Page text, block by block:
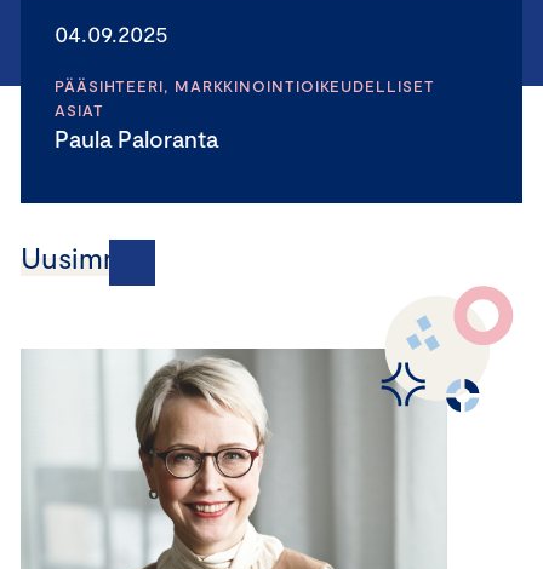
04.09.2025
PÄÄSIHTEERI, MARKKINOINTIOIKEUDELLISET
ASIAT
Paula Paloranta
Uusimmat